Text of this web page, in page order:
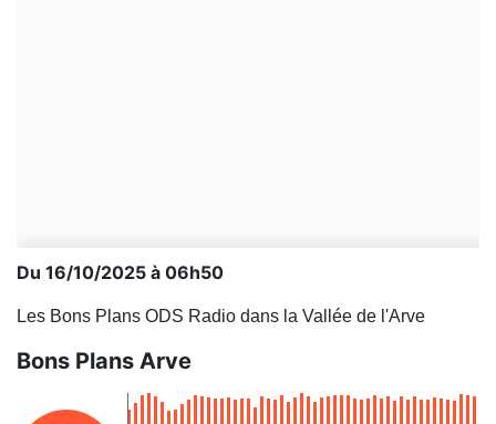
Du 16/10/2025 à 06h50
Les Bons Plans ODS Radio dans la Vallée de l'Arve
Bons Plans Arve